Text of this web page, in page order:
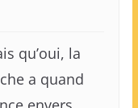
qu’oui, la
a quand